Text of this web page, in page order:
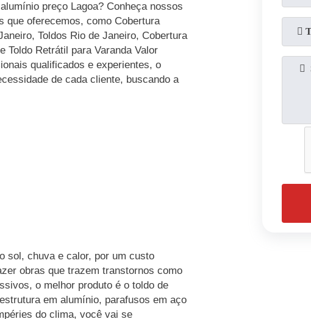
preço Lagoa? Conheça nossos
que oferecemos, como Cobertura
Toldos Rio de Janeiro, Cobertura
Toldo Retrátil para Varanda Valor
qualificados e experientes, o
de cada cliente, buscando a
sol, chuva e calor, por um custo
obras que trazem transtornos como
o melhor produto é o toldo de
em alumínio, parafusos em aço
do clima, você vai se